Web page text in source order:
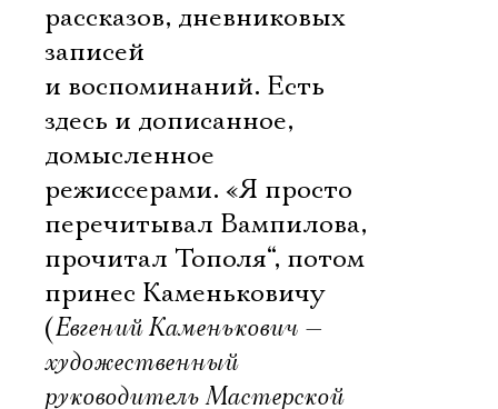
рассказов, дневниковых
записей
и воспоминаний. Есть
здесь и дописанное,
домысленное
режиссерами. «Я просто
перечитывал Вампилова,
прочитал Тополя“, потом
принес Каменьковичу
(Евгений Каменькович —
художественный
руководитель Мастерской